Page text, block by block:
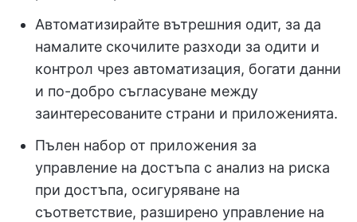
Автоматизирайте вътрешния одит, за да
намалите скочилите разходи за одити и
контрол чрез автоматизация, богати данни
и по-добро съгласуване между
заинтересованите страни и приложенията.
Пълен набор от приложения за
управление на достъпа с анализ на риска
при достъпа, осигуряване на
съответствие, разширено управление на